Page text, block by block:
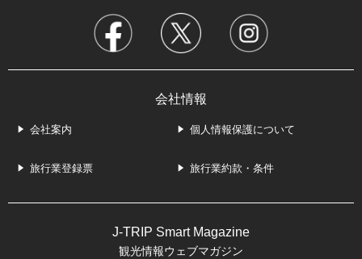
会社情報
会社案内 個人情報保護について
旅行業登録票 旅行業約款・条件
J-TRIP Smart Magazine
観光情報ウェブマガジン